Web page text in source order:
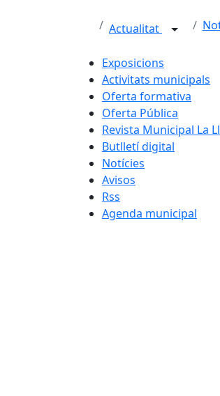
Actualitat
Exposicions
Activitats municipals
Oferta formativa
Oferta Pública
Revista Municipal La
Butlletí digital
Notícies
Avisos
Rss
Agenda municipal